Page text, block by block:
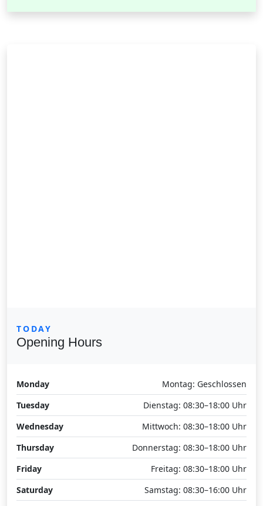
TODAY
Opening Hours
Monday
Montag: Geschlossen
Tuesday
Dienstag: 08:30–18:00 Uhr
Wednesday
Mittwoch: 08:30–18:00 Uhr
Thursday
Donnerstag: 08:30–18:00 Uhr
Friday
Freitag: 08:30–18:00 Uhr
Saturday
Samstag: 08:30–16:00 Uhr